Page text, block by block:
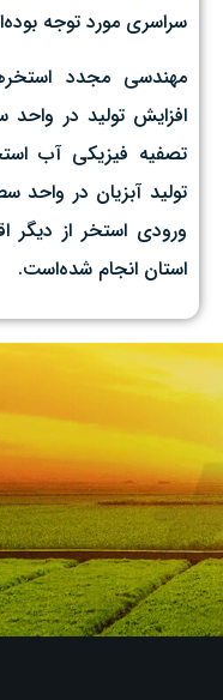
سراسری مورد توجه
مهندسی مجدد
افزایش تولید در واحد
تصفیه فیزیکی آب
تولید آبزیان در
ورودی استخر از
استان انجام شده‌است.